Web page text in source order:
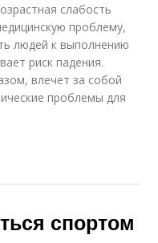
слабость
проблему,
людей к выполнению
риск падения.
влечет за собой
проблемы для
спортом